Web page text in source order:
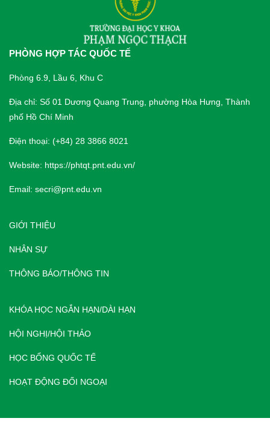
PHÒNG HỢP TÁC QUỐC TẾ
Phòng 6.9, Lầu 6, Khu C
Địa chỉ: Số 01 Dương Quang Trung, phường Hòa Hưng, Thành
phố Hồ Chí Minh
Điện thoại: (+84) 28 3866 8021
Website: https://phtqt.pnt.edu.vn/
Email: secri@pnt.edu.vn
GIỚI THIỆU
NHÂN SỰ
THÔNG BÁO/THÔNG TIN
KHÓA HỌC NGẮN HẠN/DÀI HẠN
HỘI NGHỊ/HỘI THẢO
HỌC BỔNG QUỐC TẾ
HOẠT ĐỘNG ĐỐI NGOẠI